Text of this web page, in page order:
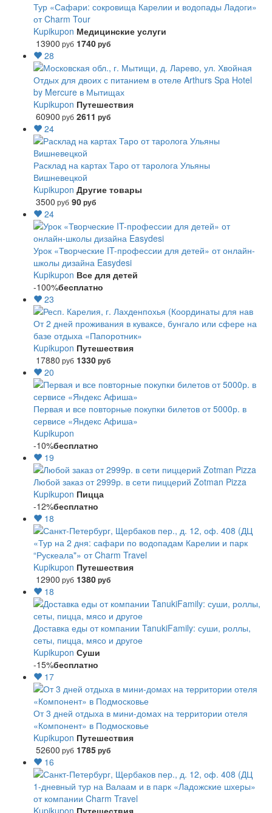
Тур «Сафари: сокровища Карелии и водопады Ладоги»
от Charm Tour
Kupikupon Медицинские услуги
13900 руб 1740руб
28
Отдых для двоих с питанием в отеле Arthurs Spa Hotel
by Mercure в Мытищах
Kupikupon Путешествия
60900 руб 2611 руб
24
Расклад на картах Таро от таролога Ульяны
Вишневецкой
Kupikupon Другие товары
3500 руб 90руб
24
Урок «Творческие IT-профессии для детей» от онлайн-
школы дизайна Easydesi
Kupikupon Все для детей
-100%бесплатно
23
От 2 дней проживания в куваксе, бунгало или сфере на
базе отдыха «Папоротник»
Kupikupon Путешествия
17880 руб 1330руб
20
Первая и все повторные покупки билетов от 5000р. в
сервисе «Яндекс Афиша»
Kupikupon
-10%бесплатно
19
Любой заказ от 2999р. в сети пиццерий Zotman Pizza
Kupikupon Пицца
-12%бесплатно
18
«Тур на 2 дня: сафари по водопадам Карелии и парк
“Рускеала"» от Charm Travel
Kupikupon Путешествия
12900 руб 1380руб
18
Доставка еды от компании TanukiFamily: суши, роллы,
сеты, пицца, мясо и другое
Kupikupon Суши
-15%бесплатно
17
От 3 дней отдыха в мини-домах на территории отеля
«Компонент» в Подмосковье
Kupikupon Путешествия
52600 руб 1785руб
16
1-дневный тур на Валаам и в парк «Ладожские шхеры»
от компании Charm Travel
Kupikupon Путешествия